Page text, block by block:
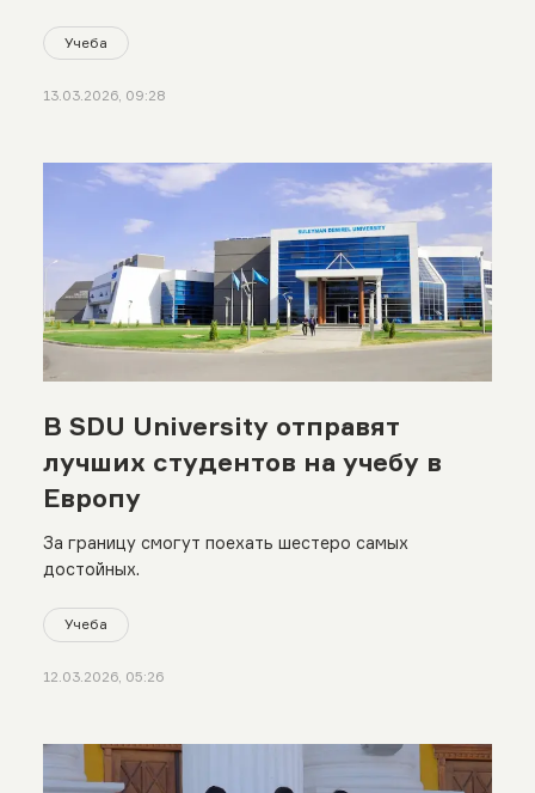
Учеба
13.03.2026, 09:28
В SDU University отправят
лучших студентов на учебу в
Европу
За границу смогут поехать шестеро самых
достойных.
Учеба
12.03.2026, 05:26